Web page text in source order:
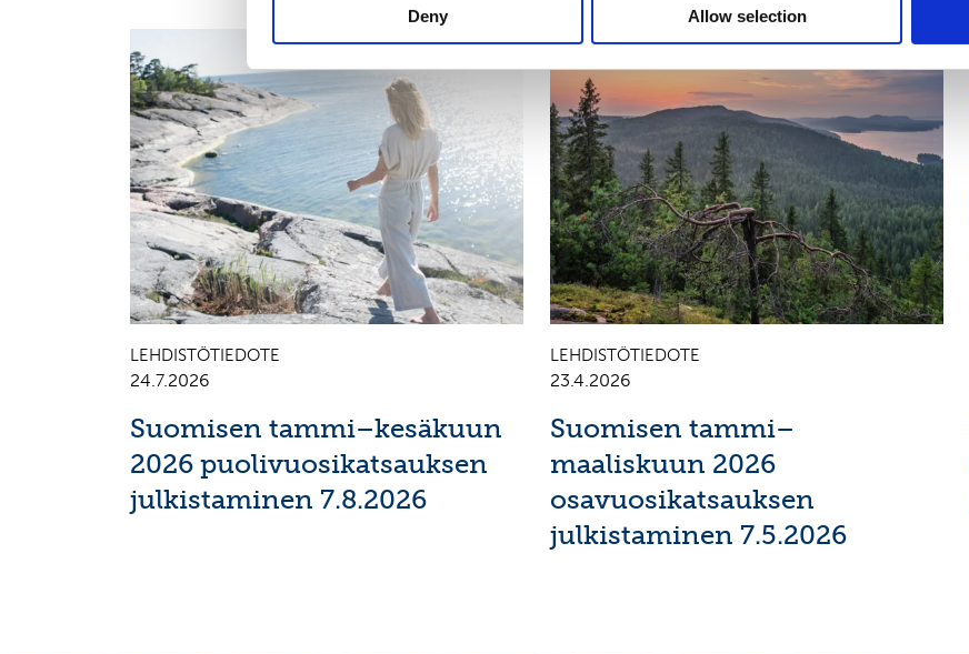
Deny Allow selection
CALENDAR OF EVENTS
LEHDISTÖTIEDOTE
24.7.2026
Suomisen tammi–kesäkuun
2026 puolivuosikatsauksen
julkistaminen 7.8.2026
CALENDAR OF EVENTS
LEHDISTÖTIEDOTE
23.4.2026
Suomisen tammi–
maaliskuun 2026
osavuosikatsauksen
julkistaminen 7.5.2026